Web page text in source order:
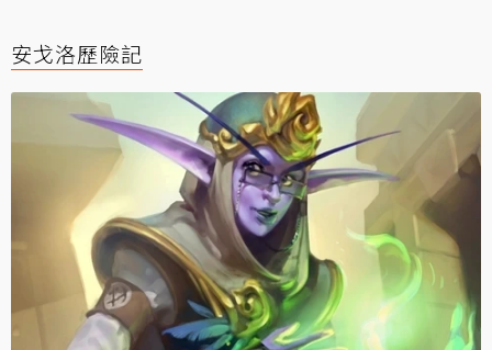
安戈洛歷險記